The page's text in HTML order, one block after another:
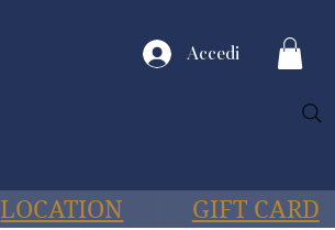
Accedi
LOCATION GIFT CARD